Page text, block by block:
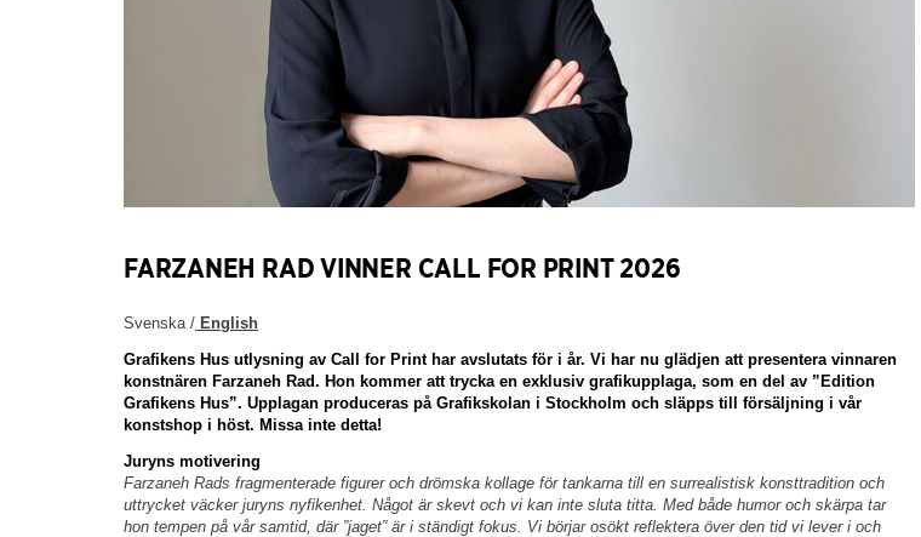
FARZANEH RAD VINNER CALL FOR PRINT 2026
Svenska / English
Grafikens Hus utlysning av Call for Print har avslutats för i år. Vi har nu glädjen att presentera vinnaren
konstnären Farzaneh Rad. Hon kommer att trycka en exklusiv grafikupplaga, som en del av ”Edition
Grafikens Hus”. Upplagan produceras på Grafikskolan i Stockholm och släpps till försäljning i vår
konstshop i höst. Missa inte detta!
Juryns motivering
Farzaneh Rads fragmenterade figurer och drömska kollage för tankarna till en surrealistisk konsttradition och
uttrycket väcker juryns nyfikenhet. Något är skevt och vi kan inte sluta titta. Med både humor och skärpa tar
hon tempen på vår samtid, där ”jaget” är i ständigt fokus. Vi börjar osökt reflektera över den tid vi lever i och